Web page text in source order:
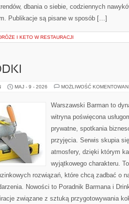
dbania o siebie, codziennych
Publikacje są pisane w sposób […]
I KETO W RESTAURACJI
MAJ - 9 - 2026 MOŻLIWOŚĆ
Warszawski Barman to
witryna poświęcona
prywatne, spotkania
przyjęcia. Serwis skupia
atmosfery, dzięki którym
wyjątkowego charakteru.
rozwiązań, które chcą zadbać o
Nowości to Poradnik Barmana i
związane z sztuką przygotowywania